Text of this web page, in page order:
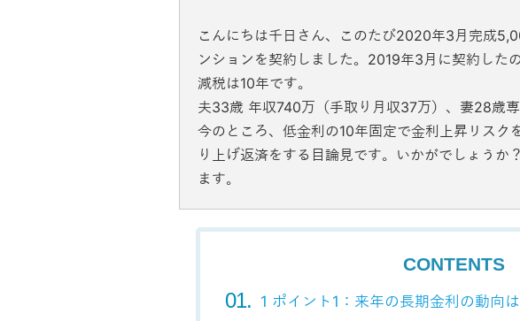
こんにちは千日さん、このたび2020年3月完成
ンションを契約しました。2019年3月に契約した
減税は10年です。
夫33歳 年収740万（手取り月収37万）、妻28歳専
今のところ、低金利の10年固定で金利上昇リスク
り上げ返済をする目論見です。いかがでしょうか
ます。
CONTENTS
1 ポイント1：来年の長期金利の動向